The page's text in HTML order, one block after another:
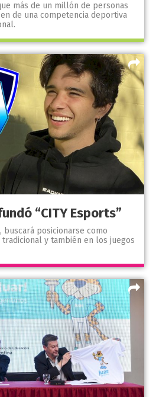
más de un millón de personas
de una competencia deportiva
“CITY Esports”
buscará posicionarse como
y también en los juegos